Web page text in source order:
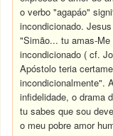
o verbo "agapáo"
incondicionado.
"Simão... tu amas-
incondicionado ( cf.
Apóstolo teria
incondicionalmente".
infidelidade, o drama
tu sabes que sou
o meu pobre amor